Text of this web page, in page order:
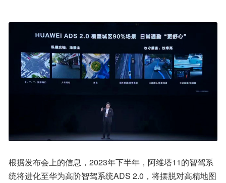
根据发布会上的信息，2023年下半年，阿维塔11的智驾系
统将进化至华为高阶智驾系统ADS 2.0，将摆脱对高精地图